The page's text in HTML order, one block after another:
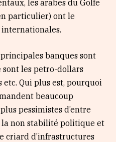
les arabes du Golfe
particulier) ont le
banques sont
sont les petro-dollars
Qui plus est, pourquoi
beaucoup
pessimistes d’entre
la non stabilité politique et
criard d’infrastructures